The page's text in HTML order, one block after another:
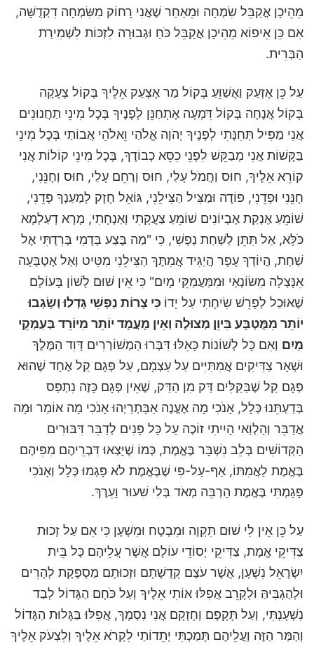
מֵהֵיכָן אֲקַבֵּל שִׂמְחָה וּמֵאַחַר שֶׁאֲנִי רָחוֹק מִשִּׂמְחָה דִקְדֻשָּׁה,
אִם כֵּן אֵיפוֹא מֵהֵיכָן אֲקַבֵּל כֹּחַ וּגְבוּרָה לִזְכּוֹת לִשְׁמִירַת
הַבְּרִית.
עַל כֵּן אֶזְעַק וַאֲשַׁוֵּעַ בְּקוֹל מַר אֶצְעַק אֵלֶיךָ בְּקוֹל צְעָקָה
בְּקוֹל אֲנָחָה בְּקוֹל דִּמְעָה אֶתְחַנֵּן לְפָנֶיךָ בְּכָל מִינֵי תַחֲנוּנִים
אֲנִי מַפִּיל תְּחִנָּתִי לְפָנֶיךָ יְהֹוָה אֱלֹהַי וֵאלֹהֵי אֲבוֹתַי בְּכָל מִינֵי
בַּקָּשׁוֹת אֲנִי מְבַקֵּשׁ לִפְנֵי כִסֵּא כְבוֹדֶךָ, בְּכָל מִינֵי קוֹלוֹת אֲנִי
קוֹרֵא אֵלֶיךָ, חוּס וַחֲמֹל עָלַי, חוּס וְרַחֵם עָלַי, חוּס וְחָנֵּנִי,
חָנֵּנִי וּפְדֵנִי, פּוֹדֶה וּמַצִּיל הַצִּילֵנִי, גּוֹאֵל חָזָק לְמַעַנְךָ פְּדֵנִי,
שׁוֹמֵעַ אֶנְקַת אֶבְיוֹנִים שׁוֹמֵעַ צַעֲקָתִי וְאַנְחָתִי, מָרָא דְעַלְמָא
כֹּלָּא, אַל תִּתֵּן לַשַּׁחַת נַפְשִׁי, כִּי "מַה בֶּצַע בְּדָמִי בְּרִדְתִּי אֶל
שַׁחַת, הֲיוֹדְךָ עָפָר הֲיַגִּיד אֲמִתֶּךָ הַצִּילֵנִי מִטִּיט וְאַל אֶטְבָּעָה
אִנָּצְלָה מִשּׂוֹנְאַי וּמִמַּעֲמַקֵּי מָיִם" כִּי אֵין שׁוּם לָשׁוֹן בָּעוֹלָם
שֶׁאוּכַל לְפָרֵשׁ שִׂיחָתִי עַל יָדוֹ כִּי צָרוֹת נַפְשִׁי גָּדְלוּ וְשָׂגְבוּ
יוֹתֵר מִמֻּטְבָּע בִּיוֵן מְצוּלָה וְאֵין מָעֲמָד יוֹתֵר מִיּוֹרֵד בְּעִמְקֵי
מַיִם וְאִם כָּל לְשׁוֹנוֹת כָּאֵלּוּ דִּבְּרוּ הַמְשׁוֹרְרִים דָּוִד הַמֶּלֶךְ
וּשְׁאָר צַדִּיקִים אֲמִתִּיִּים עַל עַצְמָם, עַל פְּגָם קַל אֶחָד שֶׁהוּא
פְּגָם קַל שֶׁבַּקַּלִּים דַּק מִן הַדַּק, שֶׁאֵין פְּגָם כָּזֶה נִתְפַּס
בְּדַעְתֵּנוּ כְּלָל, אָנֹכִי מָה אֶעֱנֶה אַבָּתְרַיְהוּ אָנֹכִי מָה אוֹמַר וּמָה
אֲדַבֵּר וְהַלְוַאי הָיִיתִי זוֹכֶה עַל כָּל פָּנִים לְדַבֵּר דִּבּוּרִים
הַקְּדוֹשִׁים בְּלֵב נִשְׁבָּר בֶּאֱמֶת, כְּמוֹ שֶׁיָּצְאוּ דִּבְרֵיהֶם מִפִּיהֶם
בֶּאֱמֶת לַאֲמִתּוֹ, אַף-עַל-פִּי שֶׁבֶּאֱמֶת לֹא פָּגְמוּ כְּלָל וְאָנֹכִי
פָּגַמְתִּי בֶּאֱמֶת הַרְבֵּה מְאֹד בְּלִי שִׁעוּר וָעֵרֶךְ.
עַל כֵּן אֵין לִי שׁוּם תִּקְוָה וּמִבְטָח וּמִשְׁעָן כִּי אִם עַל זְכוּת
צַדִּיקֵי אֱמֶת, צַדִּיקֵי יְסוֹדֵי עוֹלָם אֲשֶׁר עֲלֵיהֶם כָּל בֵּית
יִשְׂרָאֵל נִשְׁעָן, אֲשֶׁר עֹצֶם קְדֻשָּׁתָם וּזְכוּתָם מַסְפֶּקֶת לְהָרִים
וּלְהַגְבִּיהַּ וּלְקָרֵב אֲפִלּוּ אוֹתִי אֵלֶיךָ וְעַל כֹּחָם הַגָּדוֹל לְבַד
נִשְׁעָנְתִּי, וְעַל תָּקְפָּם וְחָזְקָם אֲנִי נִסְמָךְ, אֲפִלּוּ בַּגָּלוּת הַגָּדוֹל
וְהַמַּר הַזֶּה וְעֲלֵיהֶם תָּמַכְתִּי יְתֵדוֹתַי לִקְרֹא אֵלֶיךָ וְלִצְעֹק אֵלֶיךָ